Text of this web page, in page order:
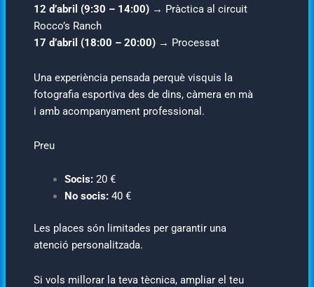
12 d’abril (9:30 – 14:00)→ Pràctica al circuit
Rocco’s Ranch
17 d’abril (18:00 – 20:00)→ Processat
Una experiència pensada perquè visquis la
fotografia esportiva des de dins, càmera en mà
i amb acompanyament professional.
Preu
Socis:20 €
No socis:40 €
Les places són limitades per garantir una
atenció personalitzada.
Si vols millorar la teva tècnica, ampliar el teu